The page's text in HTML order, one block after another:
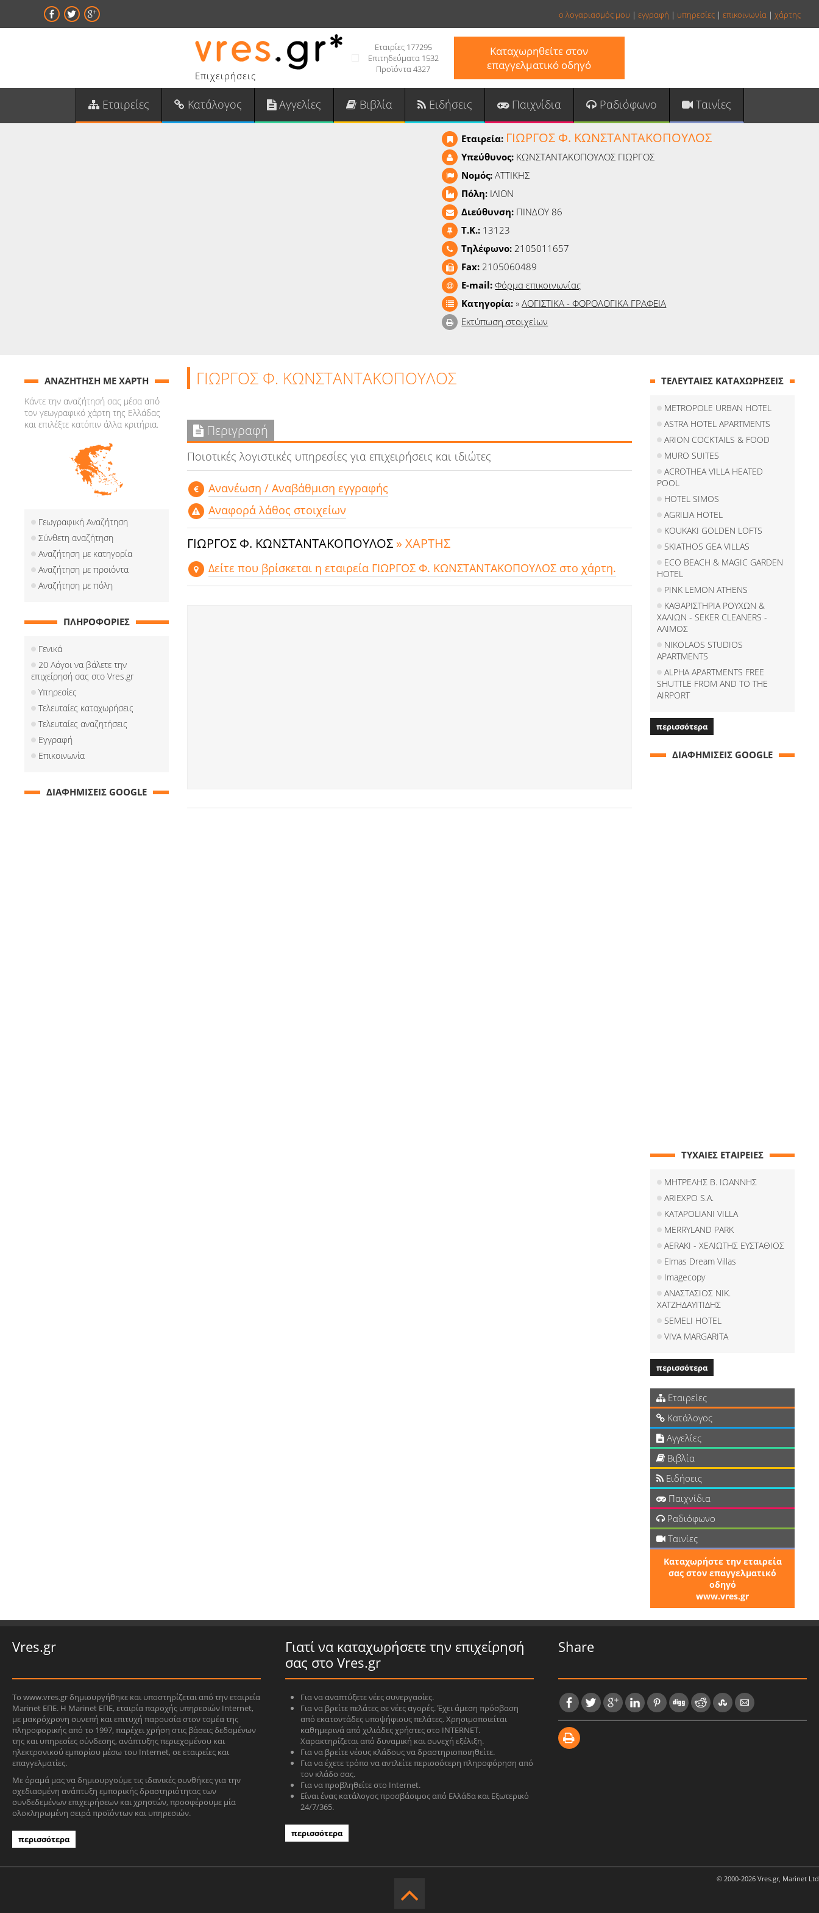
ο λογαριασμός μου | εγγραφή | υπηρεσίες | επικοινωνία | χάρτης
Επιχειρήσεις
Εταιρίες 177295
Επιτηδεύματα 1532
Προϊόντα 4327
Καταχωρηθείτε στον
επαγγελματικό οδηγό
Εταιρείες Κατάλογος Αγγελίες Βιβλία Ειδήσεις Παιχνίδια Ραδιόφωνο Ταινίες
Εταιρεία: ΓΙΩΡΓΟΣ Φ. ΚΩΝΣΤΑΝΤΑΚΟΠΟΥΛΟΣ
Υπεύθυνος: ΚΩΝΣΤΑΝΤΑΚΟΠΟΥΛΟΣ ΓΙΩΡΓΟΣ
Νομός:ΑΤΤΙΚΗΣ
Πόλη: ΙΛΙΟΝ
Διεύθυνση: ΠΙΝΔΟΥ 86
T.K.: 13123
Τηλέφωνο:2105011657
Fax:2105060489
E-mail:Φόρμα επικοινωνίας
Κατηγορία:»ΛΟΓΙΣΤΙΚΑ - ΦΟΡΟΛΟΓΙΚΑ ΓΡΑΦΕΙΑ
Εκτύπωση στοιχείων
ΓΙΩΡΓΟΣ Φ. ΚΩΝΣΤΑΝΤΑΚΟΠΟΥΛΟΣ
Περιγραφή
Ποιοτικές λογιστικές υπηρεσίες για επιχειρήσεις και ιδιώτες
Aνανέωση / Αναβάθμιση εγγραφής
Αναφορά λάθος στοιχείων
ΓΙΩΡΓΟΣ Φ. ΚΩΝΣΤΑΝΤΑΚΟΠΟΥΛΟΣ » ΧΑΡΤΗΣ
Δείτε που βρίσκεται η εταιρεία ΓΙΩΡΓΟΣ Φ. ΚΩΝΣΤΑΝΤΑΚΟΠΟΥΛΟΣ στο χάρτη.
ΑΝΑΖΗΤΗΣΗ ΜΕ ΧΑΡΤΗ
Κάντε την αναζήτησή σας μέσα από
τον γεωγραφικό χάρτη της Ελλάδας
και επιλέξτε κατόπιν άλλα κριτήρια.
Γεωγραφική Αναζήτηση
Σύνθετη αναζήτηση
Αναζήτηση με κατηγορία
Αναζήτηση με προιόντα
Αναζήτηση με πόλη
ΠΛΗΡΟΦΟΡΙΕΣ
Γενικά
20 Λόγοι να βάλετε την
επιχείρησή σας στο Vres.gr
Υπηρεσίες
Τελευταίες καταχωρήσεις
Τελευταίες αναζητήσεις
Εγγραφή
Επικοινωνία
ΔΙΑΦΗΜΙΣΕΙΣ GOOGLE
ΤΕΛΕΥΤΑΙΕΣ ΚΑΤΑΧΩΡΗΣΕΙΣ
METROPOLE URBAN HOTEL
ASTRA HOTEL APARTMENTS
ARION COCKTAILS & FOOD
MURO SUITES
ACROTHEA VILLA HEATED
POOL
HOTEL SIMOS
AGRILIA HOTEL
KOUKAKI GOLDEN LOFTS
SKIATHOS GEA VILLAS
ECO BEACH & MAGIC GARDEN
HOTEL
PINK LEMON ATHENS
ΚΑΘΑΡΙΣΤΗΡΙΑ ΡΟΥΧΩΝ &
ΧΑΛΙΩΝ - SEKER CLEANERS -
ΑΛΙΜΟΣ
NIKOLAOS STUDIOS
APARTMENTS
ALPHA APARTMENTS FREE
SHUTTLE FROM AND TO THE
AIRPORT
περισσότερα
ΔΙΑΦΗΜΙΣΕΙΣ GOOGLE
ΤΥΧΑΙΕΣ ΕΤΑΙΡΕΙΕΣ
ΜΗΤΡΕΛΗΣ Β. ΙΩΑΝΝΗΣ
ARIEXPO S.A.
KATAPOLIANI VILLA
MERRYLAND PARK
AERAKI - ΧΕΛΙΩΤΗΣ ΕΥΣΤΑΘΙΟΣ
Elmas Dream Villas
Imagecopy
ΑΝΑΣΤΑΣΙΟΣ ΝΙΚ.
ΧΑΤΖΗΔΑΥΙΤΙΔΗΣ
SEMELI HOTEL
VIVA MARGARITA
περισσότερα
Εταιρείες
Κατάλογος
Αγγελίες
Βιβλία
Ειδήσεις
Παιχνίδια
Ραδιόφωνο
Ταινίες
Καταχωρήστε την εταιρεία
σας στον επαγγελματικό
οδηγό
www.vres.gr
Vres.gr
Το www.vres.gr δημιουργήθηκε και υποστηρίζεται από την εταιρεία
Marinet ΕΠΕ. Η Marinet ΕΠΕ, εταιρία παροχής υπηρεσιών Internet,
με μακρόχρονη συνεπή και επιτυχή παρουσία στον τομέα της
πληροφορικής από το 1997, παρέχει χρήση στις βάσεις δεδομένων
της και υπηρεσίες σύνδεσης, ανάπτυξης περιεχομένου και
ηλεκτρονικού εμπορίου μέσω του Internet, σε εταιρείες και
επαγγελματίες.
Με όραμά μας να δημιουργούμε τις ιδανικές συνθήκες για την
σχεδιασμένη ανάπτυξη εμπορικής δραστηριότητας των
συνδεδεμένων επιχειρήσεων και χρηστών, προσφέρουμε μία
ολοκληρωμένη σειρά προϊόντων και υπηρεσιών.
περισσότερα
Γιατί να καταχωρήσετε την επιχείρησή
σας στο Vres.gr
Για να αναπτύξετε νέες συνεργασίες.
Για να βρείτε πελάτες σε νέες αγορές. Έχει άμεση πρόσβαση
από εκατοντάδες υποψήφιους πελάτες. Χρησιμοποιείται
καθημερινά από χιλιάδες χρήστες στο INTERNET.
Χαρακτηρίζεται από δυναμική και συνεχή εξέλιξη.
Για να βρείτε νέους κλάδους να δραστηριοποιηθείτε.
Για να έχετε τρόπο να αντλείτε περισσότερη πληροφόρηση από
τον κλάδο σας.
Για να προβληθείτε στο Internet.
Είναι ένας κατάλογος προσβάσιμος από Ελλάδα και Εξωτερικό
24/7/365.
περισσότερα
Share
© 2000-2026 Vres.gr, Marinet Ltd